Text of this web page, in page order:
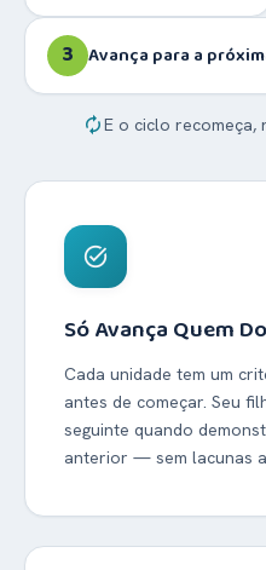
3 Avança para a
autorenewE o ciclo recomeça,
task_alt
Só Avança Quem
Cada unidade tem um
antes de começar. Seu
seguinte quando
anterior — sem lacunas